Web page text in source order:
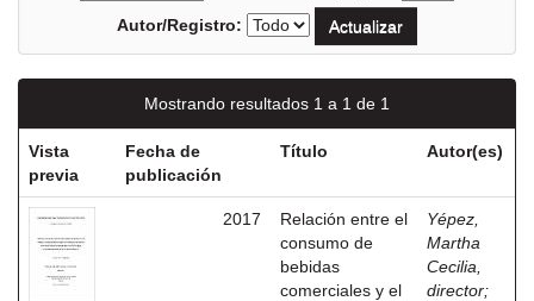
Autor/Registro:
Mostrando resultados 1 a 1 de 1
Vista
previa
Fecha de
publicación
Título Autor(es)
2017
Relación entre el
consumo de
bebidas
comerciales y el
Yépez,
Martha
Cecilia,
director;